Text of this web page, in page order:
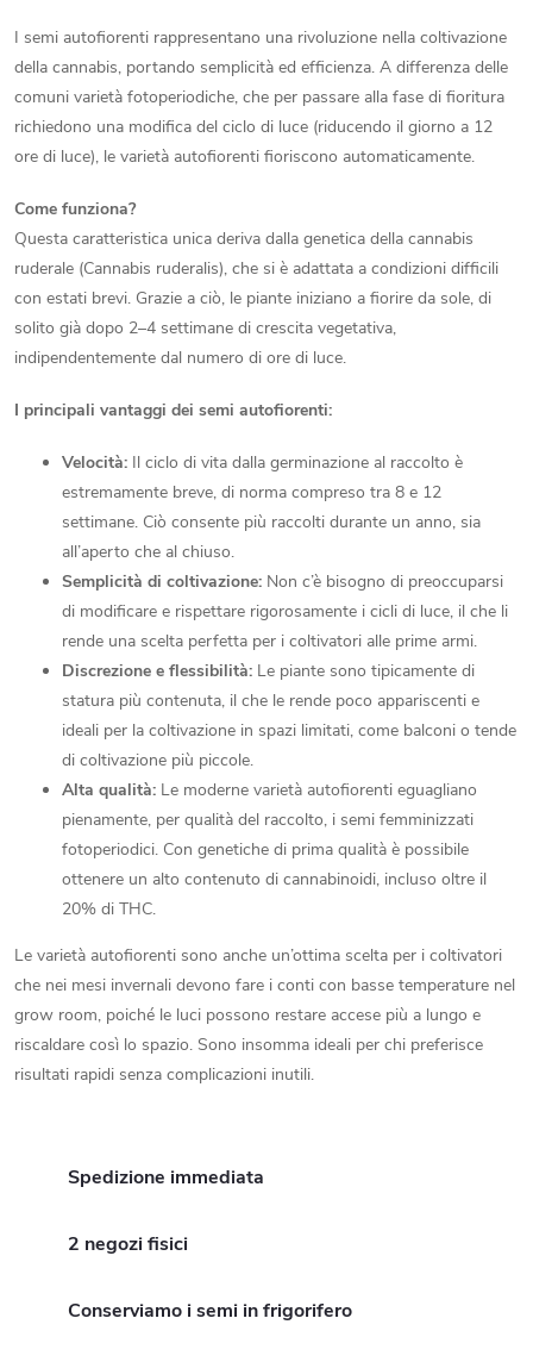
r
o
l
l
i
d
e
l
l
i
n
a
z
i
o
n
e
I semi autofiorenti rappresentano una rivoluzione nella coltivazione
della cannabis, portando semplicità ed efficienza. A differenza delle
comuni varietà fotoperiodiche, che per passare alla fase di fioritura
richiedono una modifica del ciclo di luce (riducendo il giorno a 12
ore di luce), le varietà autofiorenti fioriscono automaticamente.
Come funziona?
Questa caratteristica unica deriva dalla genetica della cannabis
ruderale (Cannabis ruderalis), che si è adattata a condizioni difficili
con estati brevi. Grazie a ciò, le piante iniziano a fiorire da sole, di
solito già dopo 2–4 settimane di crescita vegetativa,
indipendentemente dal numero di ore di luce.
I principali vantaggi dei semi autofiorenti:
Velocità: Il ciclo di vita dalla germinazione al raccolto è
estremamente breve, di norma compreso tra 8 e 12
settimane. Ciò consente più raccolti durante un anno, sia
all’aperto che al chiuso.
Semplicità di coltivazione: Non c’è bisogno di preoccuparsi
di modificare e rispettare rigorosamente i cicli di luce, il che li
rende una scelta perfetta per i coltivatori alle prime armi.
Discrezione e flessibilità: Le piante sono tipicamente di
statura più contenuta, il che le rende poco appariscenti e
ideali per la coltivazione in spazi limitati, come balconi o tende
di coltivazione più piccole.
Alta qualità: Le moderne varietà autofiorenti eguagliano
pienamente, per qualità del raccolto, i semi femminizzati
fotoperiodici. Con genetiche di prima qualità è possibile
ottenere un alto contenuto di cannabinoidi, incluso oltre il
20% di THC.
Le varietà autofiorenti sono anche un’ottima scelta per i coltivatori
che nei mesi invernali devono fare i conti con basse temperature nel
grow room, poiché le luci possono restare accese più a lungo e
riscaldare così lo spazio. Sono insomma ideali per chi preferisce
risultati rapidi senza complicazioni inutili.
Spedizione immediata
2 negozi fisici
Conserviamo i semi in frigorifero